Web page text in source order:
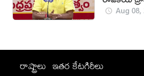
Aug 08,
రాష్ట్రాలు ఇతర కేటగిరీలు